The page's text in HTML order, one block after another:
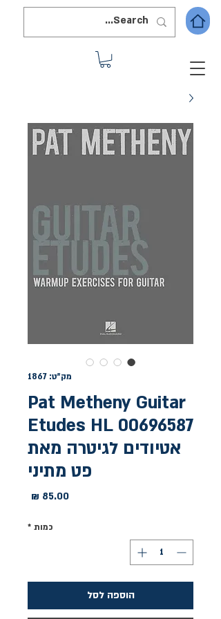
מק"ט: 1867
Pat Metheny Guitar
Etudes HL 00696587
אטיודים לגיטרה מאת
פט מתיני
כמות *
הוספה לסל